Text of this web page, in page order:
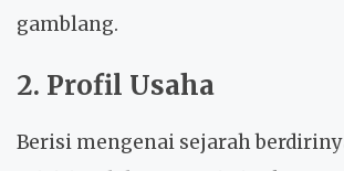
gamblang.
2. Profil Usaha
Berisi mengenai sejarah